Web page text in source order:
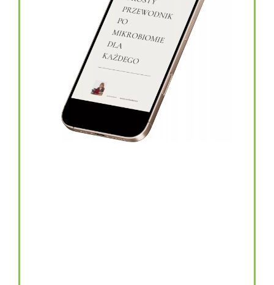
topinambur w kapsułkach